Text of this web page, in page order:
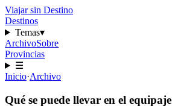
Viajar sin Destino
Destinos
Temas▾
ArchivoSobre
Provincias
☰
Inicio·Archivo
Qué se puede llevar en el